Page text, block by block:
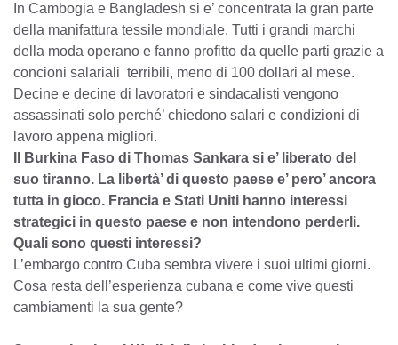
In Cambogia e Bangladesh si e’ concentrata la gran parte
della manifattura tessile mondiale. Tutti i grandi marchi
della moda operano e fanno profitto da quelle parti grazie a
concioni salariali terribili, meno di 100 dollari al mese.
Decine e decine di lavoratori e sindacalisti vengono
assassinati solo perché’ chiedono salari e condizioni di
lavoro appena migliori.
Il Burkina Faso di Thomas Sankara si e’ liberato del
suo tiranno. La libertà’ di questo paese e’ pero’ ancora
tutta in gioco. Francia e Stati Uniti hanno interessi
strategici in questo paese e non intendono perderli.
Quali sono questi interessi?
L’embargo contro Cuba sembra vivere i suoi ultimi giorni.
Cosa resta dell’esperienza cubana e come vive questi
cambiamenti la sua gente?